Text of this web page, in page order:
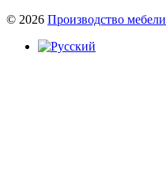
© 2026 Производство мебели